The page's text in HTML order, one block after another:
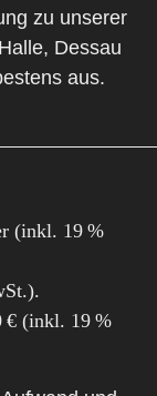
zu unserer
Halle, Dessau
aus.
(inkl. 19 %
€ (inkl. 19 %